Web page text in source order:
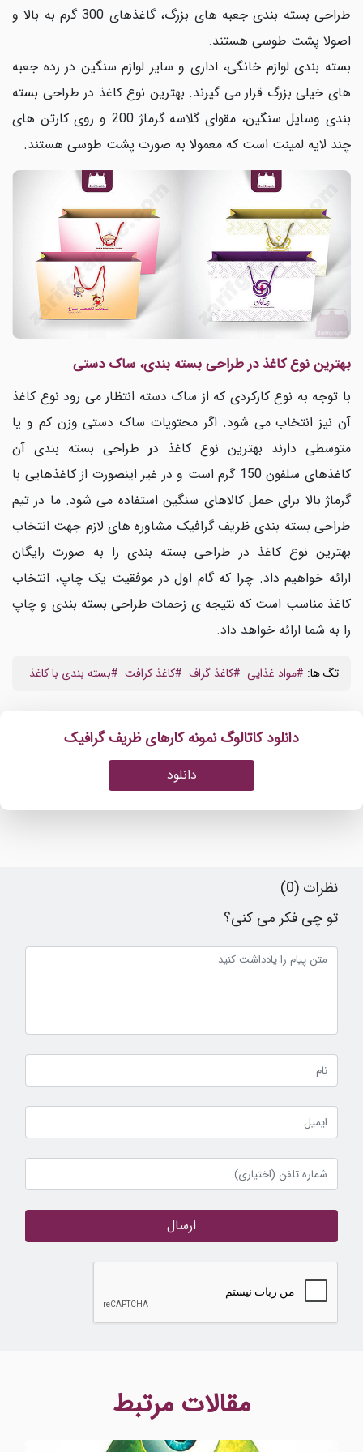
طراحی بسته بندی جعبه های بزرگ، گاغذهای 300 گرم به بالا و
اصولا پشت طوسی هستند.
بسته بندی لوازم خانگی، اداری و سایر لوازم سنگین در رده جعبه
های خیلی بزرگ قرار می گیرند. بهترین نوع کاغذ در طراحی بسته
بندی وسایل سنگین، مقوای گلاسه گرماژ 200 و روی کارتن های
چند لایه لمینت است که معمولا به صورت پشت طوسی هستند.
بهترین نوع کاغذ در طراحی بسته بندی، ساک دستی
با توجه به نوع کارکردی که از ساک دسته انتظار می رود نوع کاغذ
آن نیز انتخاب می شود. اگر محتویات ساک دستی وزن کم و یا
متوسطی دارند بهترین نوع کاغذ در طراحی بسته بندی آن
کاغذهای سلفون 150 گرم است و در غیر اینصورت از کاغذهایی با
گرماژ بالا برای حمل کالاهای سنگین استفاده می شود. ما در تیم
طراحی بسته بندی ظریف گرافیک مشاوره های لازم جهت انتخاب
بهترین نوع کاغذ در طراحی بسته بندی را به صورت رایگان
ارائه خواهیم داد. چرا که گام اول در موفقیت یک چاپ، انتخاب
کاغذ مناسب است که نتیجه ی زحمات طراحی بسته بندی و چاپ
را به شما ارائه خواهد داد.
تگ ها: #مواد غذایی #کاغذ گراف #کاغذ کرافت #بسته بندی با کاغذ
دانلود کاتالوگ نمونه کارهای ظریف گرافیک
دانلود
نظرات (0)
تو چی فکر می کنی؟
ارسال
مقالات مرتبط